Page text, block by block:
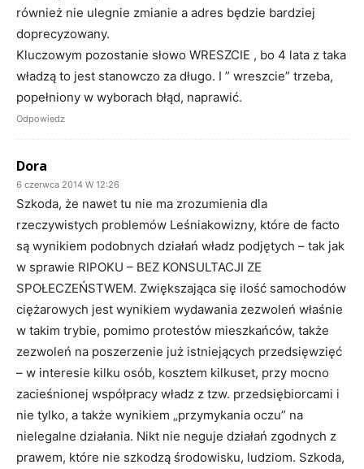
również nie ulegnie zmianie a adres będzie bardziej
doprecyzowany.
Kluczowym pozostanie słowo WRESZCIE , bo 4 lata z taka
władzą to jest stanowczo za długo. I ” wreszcie” trzeba,
popełniony w wyborach błąd, naprawić.
Odpowiedz
Dora
6 czerwca 2014 W 12:26
Szkoda, że nawet tu nie ma zrozumienia dla
rzeczywistych problemów Leśniakowizny, które de facto
są wynikiem podobnych działań władz podjętych – tak jak
w sprawie RIPOKU – BEZ KONSULTACJI ZE
SPOŁECZEŃSTWEM. Zwiększająca się ilość samochodów
ciężarowych jest wynikiem wydawania zezwoleń właśnie
w takim trybie, pomimo protestów mieszkańców, także
zezwoleń na poszerzenie już istniejących przedsięwzięć
– w interesie kilku osób, kosztem kilkuset, przy mocno
zacieśnionej współpracy władz z tzw. przedsiębiorcami i
nie tylko, a także wynikiem „przymykania oczu” na
nielegalne działania. Nikt nie neguje działań zgodnych z
prawem, które nie szkodzą środowisku, ludziom. Szkoda,